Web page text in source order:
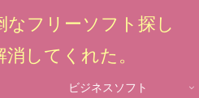
なフリーソフト探し
してくれた。
ビジネスソフト